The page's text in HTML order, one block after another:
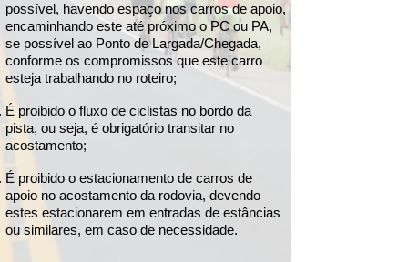
UY
53. ✅ Marlon Luciano Adolfo Ferreira -
120 km - Bagé
54. ✅ Gislaine Araujo- 60 km- Aceguá UY
55. ✅ John Kennedy Fernández Jara -
200 km - Isidoro Noblia UY
56. ✅ Karla Torrescasana Leal - 120 km-
Bagé
57. ✅ Vanessa Freire Regert - 60 km -
Bagé
58. ✅ Marcelo Vaz Leal - 120 km - Bagé
59. ✅ Dionatan Alessandro Batista
possível, havendo espaço nos carros de apoio,
encaminhando este até próximo o PC ou PA,
se possível ao Ponto de Largada/Chegada,
conforme os compromissos que este carro
esteja trabalhando no roteiro;
É proibido o fluxo de ciclistas no bordo da
pista, ou seja, é obrigatório transitar no
acostamento;
É proibido o estacionamento de carros de
apoio no acostamento da rodovia, devendo
estes estacionarem em entradas de estâncias
ou similares, em caso de necessidade.